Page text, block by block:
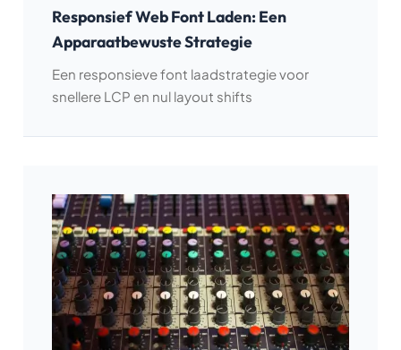
Responsief Web Font Laden: Een
Apparaatbewuste Strategie
Een responsieve font laadstrategie voor
snellere LCP en nul layout shifts